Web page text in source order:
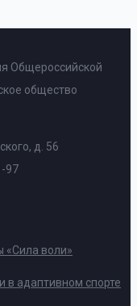
Общероссийской
общество
д. 56
97
«Сила воли»
в адаптивном спорте